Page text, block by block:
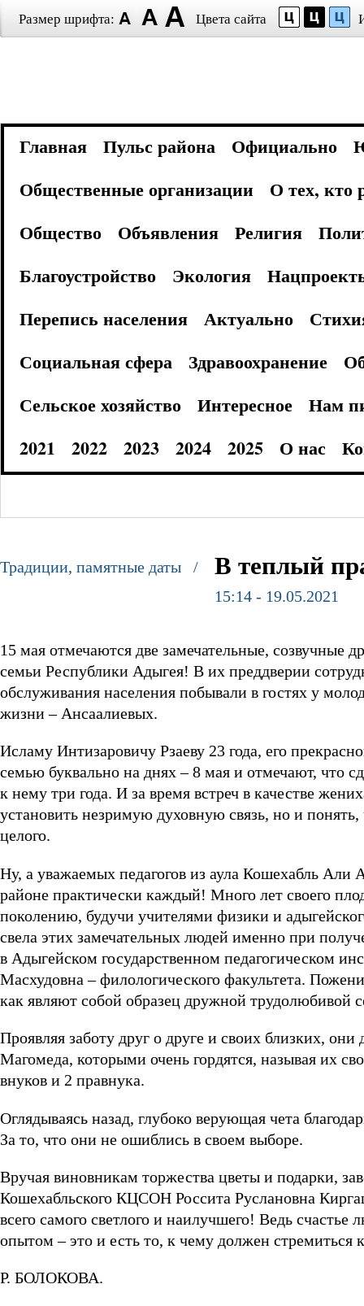
Размер шрифта: Цвета сайта
Главная Пульс района Официально
Общественные организации
О тех, кто
Общество
Объявления Религия
Благоустройство
Экология
Перепись населения
Актуально
Социальная сфера
Здравоохранение
Сельское хозяйство
Интересное
Нам
2021
2022 2023 2024 2025 О нас
Традиции, памятные даты / В теплый
15:14 - 19.05.2021
15 мая отмечаются две замечательные,
семьи Республики Адыгея! В их преддверии
обслуживания населения побывали в гостях у
жизни – Ансаалиевых.
Исламу Интизаровичу Рзаеву 23 года, его
семью буквально на днях – 8 мая и отмечают, что
к нему три года. И за время встреч в качестве
установить незримую духовную связь, но и
целого.
Ну, а уважаемых педагогов из аула Кошехабль
районе практически каждый! Много лет своего
поколению, будучи учителями физики и
свела этих замечательных людей именно при
в Адыгейском государственном педагогическом
Масхудовна – филологического факультета.
как являют собой образец дружной трудолюбивой
Проявляя заботу друг о друге и своих близких,
Магомеда, которыми очень гордятся, называя их
внуков и 2 правнука.
Оглядываясь назад, глубоко верующая чета
За то, что они не ошиблись в своем выборе.
Вручая виновникам торжества цветы и подарки,
Кошехабльского КЦСОН Россита Руслановна
всего самого светлого и наилучшего! Ведь
опытом – это и есть то, к чему должен стремиться
Р. БОЛОКОВА.